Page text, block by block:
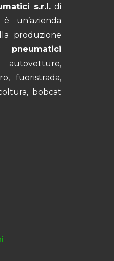
s.r.l.di
è un’azienda
produzione
pneumatici
fuoristrada,
bobcat